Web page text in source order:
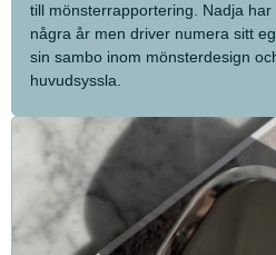
till mönsterrapportering. Nadja
några år men driver numera sitt
sin sambo inom mönsterdesign
huvudsyssla.